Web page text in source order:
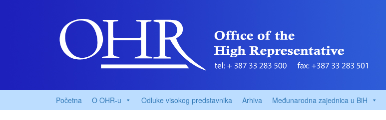
Početna O OHR-u Odluke visokog predstavnika Arhiva Međunarodna zajednica u BiH